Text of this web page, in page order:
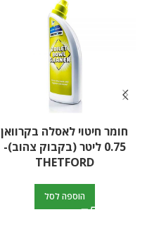
חומר חיטוי לאסלה בקרוואן
0.75 ליטר (בקבוק צהוב)-
THETFORD
הוספה לסל